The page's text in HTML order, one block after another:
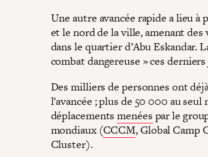
Une autre avancée rapide a lieu
et le nord de la ville, amenant
dans le quartier d’Abu Eskandar.
combat dangereuse » ces
Des milliers de personnes ont
l’avancée ; plus de 50 000 au
déplacementsmenées par le
mondiaux (CCCM, Global Camp
Cluster).